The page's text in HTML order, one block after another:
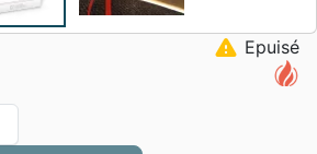
warning Epuisé